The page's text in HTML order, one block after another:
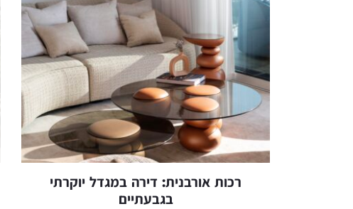
רכות אורבנית: דירה במגדל יוקרתי
בגבעתיים